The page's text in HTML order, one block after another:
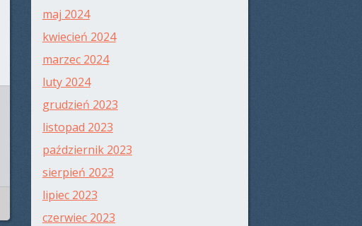
maj 2024
kwiecień 2024
marzec 2024
luty 2024
grudzień 2023
listopad 2023
październik 2023
sierpień 2023
lipiec 2023
czerwiec 2023